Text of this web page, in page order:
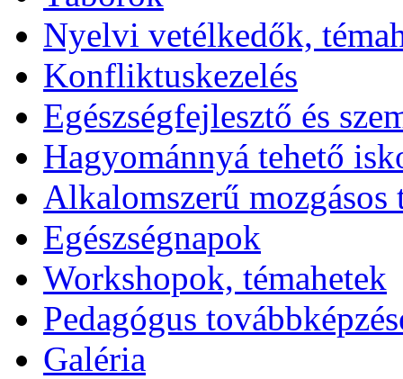
Nyelvi vetélkedők,
Konfliktuskezelés
Egészségfejlesztő és
Hagyománnyá tehető
Alkalomszerű mozgásos
Egészségnapok
Workshopok, témahetek
Pedagógus
Galéria